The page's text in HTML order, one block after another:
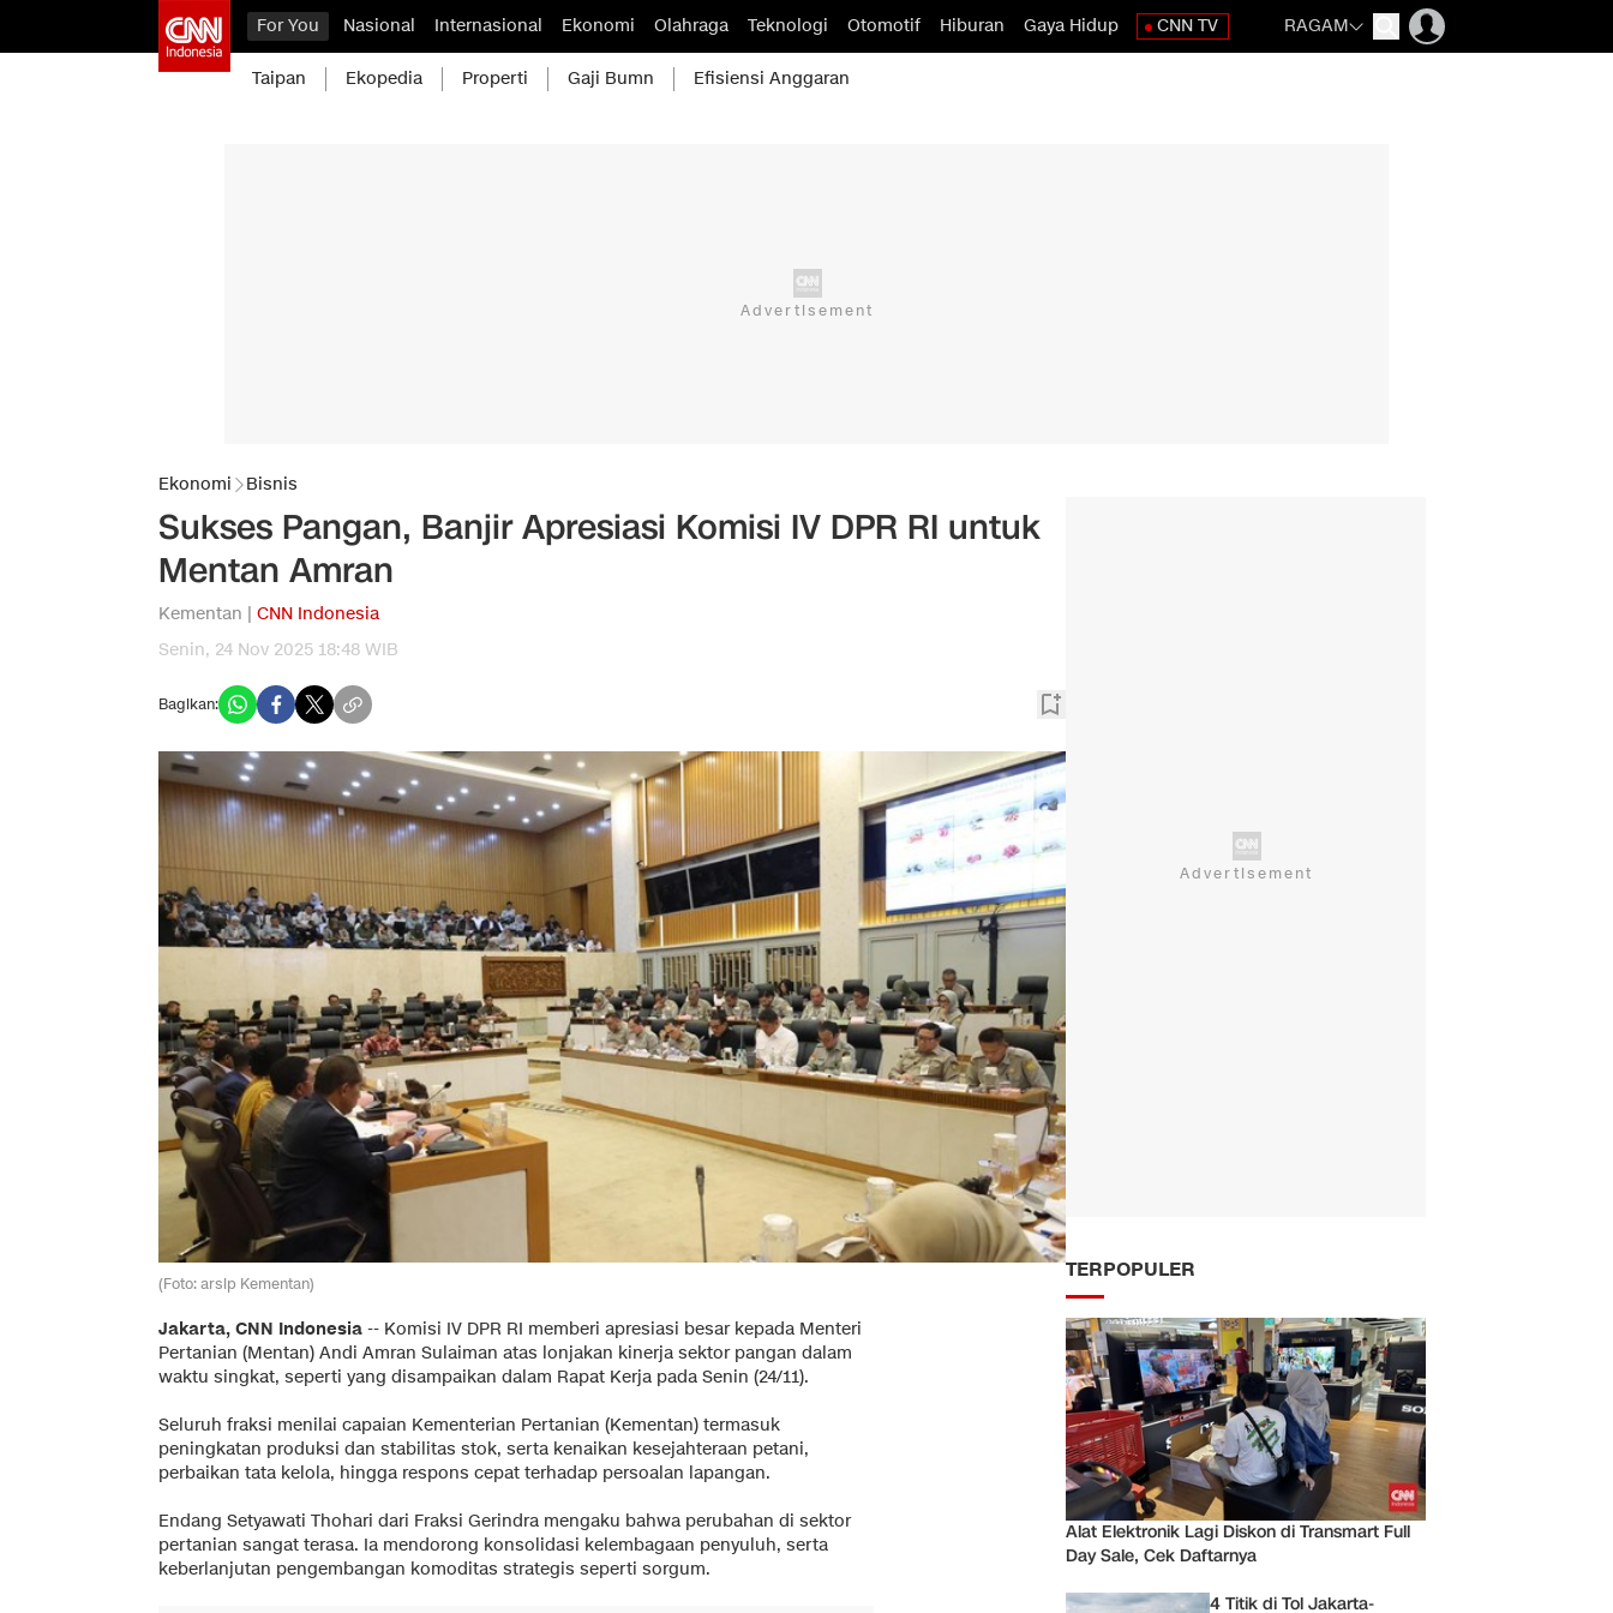
For You Nasional Internasional Ekonomi Olahraga Teknologi Otomotif Hiburan Gaya Hidup CNN TV RAGAM
Taipan Ekopedia Properti Gaji Bumn Efisiensi Anggaran
Ekonomi Bisnis
Sukses Pangan, Banjir Apresiasi Komisi IV DPR RI untuk
Mentan Amran
Kementan | CNN Indonesia
Senin, 24 Nov 2025 18:48 WIB
Bagikan:
(Foto: arsip Kementan)
Jakarta, CNN Indonesia -- Komisi IV DPR RI memberi apresiasi besar kepada Menteri
Pertanian (Mentan) Andi Amran Sulaiman atas lonjakan kinerja sektor pangan dalam
waktu singkat, seperti yang disampaikan dalam Rapat Kerja pada Senin (24/11).
Seluruh fraksi menilai capaian Kementerian Pertanian (Kementan) termasuk
peningkatan produksi dan stabilitas stok, serta kenaikan kesejahteraan petani,
perbaikan tata kelola, hingga respons cepat terhadap persoalan lapangan.
Endang Setyawati Thohari dari Fraksi Gerindra mengaku bahwa perubahan di sektor
pertanian sangat terasa. Ia mendorong konsolidasi kelembagaan penyuluh, serta
keberlanjutan pengembangan komoditas strategis seperti sorgum.
TERPOPULER
Alat Elektronik Lagi Diskon di Transmart Full
Day Sale, Cek Daftarnya
4 Titik di Tol Jakarta-